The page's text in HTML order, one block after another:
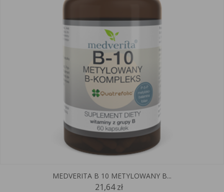
MEDVERITA B 10 METYLOWANY B...
21,64 zł